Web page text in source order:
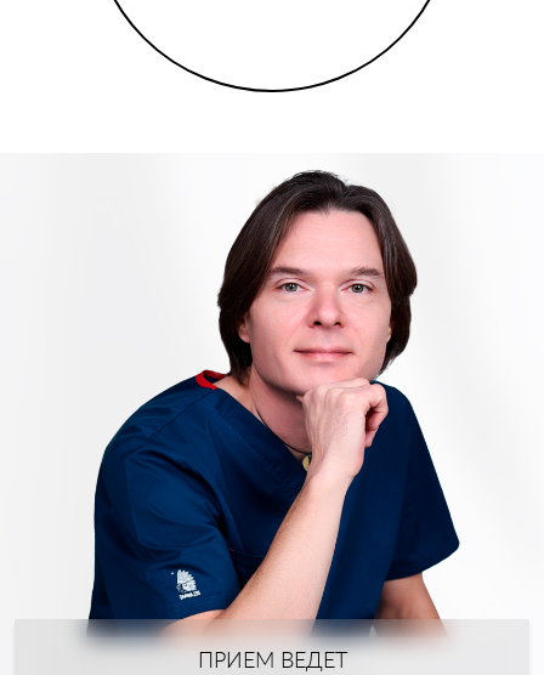
ПРИЕМ ВЕДЕТ